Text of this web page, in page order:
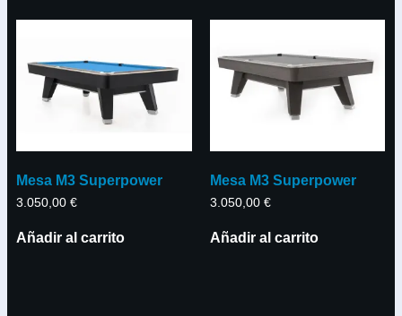
Mesa M3 Superpower
3.050,00 €
Añadir al carrito
Mesa M3 Superpower
3.050,00 €
Añadir al carrito